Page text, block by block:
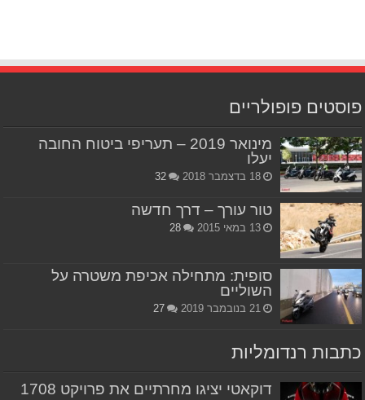
פוסטים פופולריים
מינואר 2019 – תעריפי ביטוח החובה
יעלו
18 בדצמבר 2018 32
טור עורך – דרך חדשה
13 במאי 2015 28
סופית: מתחילה אכיפת משטרה על
השוליים
21 בנובמבר 2019 27
כתבות רנדומליות
דוקאטי יציגו מחרתיים את פרויקט 1708